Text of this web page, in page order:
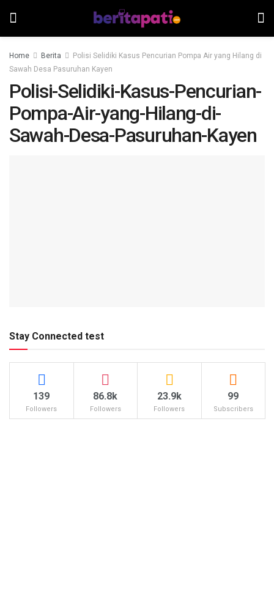
Home Berita
Polisi Selidiki Kasus Pencurian Pompa Air yang Hilang di
Sawah Desa Pasuruhan Kayen
Polisi-Selidiki-Kasus-Pencurian-
Pompa-Air-yang-Hilang-di-
Sawah-Desa-Pasuruhan-Kayen
Stay Connected test
139
Followers
86.8k
Followers
23.9k
Followers
99
Subscribers